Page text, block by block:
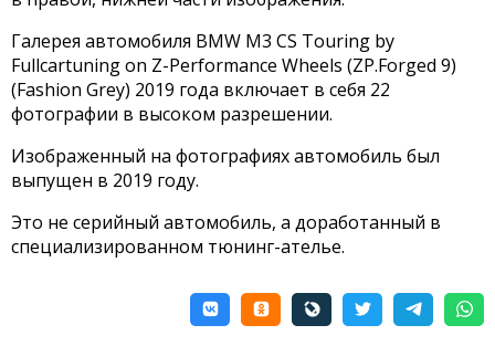
Галерея автомобиля BMW M3 CS Touring by
Fullcartuning on Z-Performance Wheels (ZP.Forged 9)
(Fashion Grey) 2019 года включает в себя 22
фотографии в высоком разрешении.
Изображенный на фотографиях автомобиль был
выпущен в 2019 году.
Это не серийный автомобиль, а доработанный в
специализированном тюнинг-ателье.